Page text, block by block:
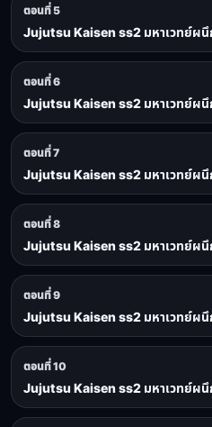
ตอนที่ 5
ตอนที่ 6
ตอนที่ 7
ตอนที่ 8
ตอนที่ 9
ตอนที่ 10